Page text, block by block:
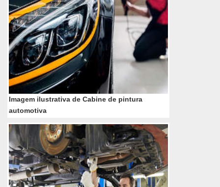
Imagem ilustrativa de Cabine de pintura
automotiva